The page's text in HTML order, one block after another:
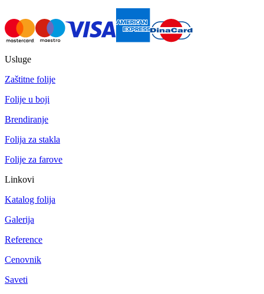
Usluge
Zaštitne folije
Folije u boji
Brendiranje
Folija za stakla
Folije za farove
Linkovi
Katalog folija
Galerija
Reference
Cenovnik
Saveti